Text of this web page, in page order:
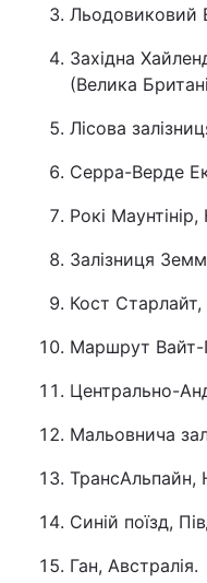
Льодовиковий
Західна
(Велика
Лісова
Серра-Верде
Рокі
Залізниця
Кост
Маршрут
Центрально-
Мальовнича
ТрансАльпайн,
Синій поїзд,
Ган, Австралія.